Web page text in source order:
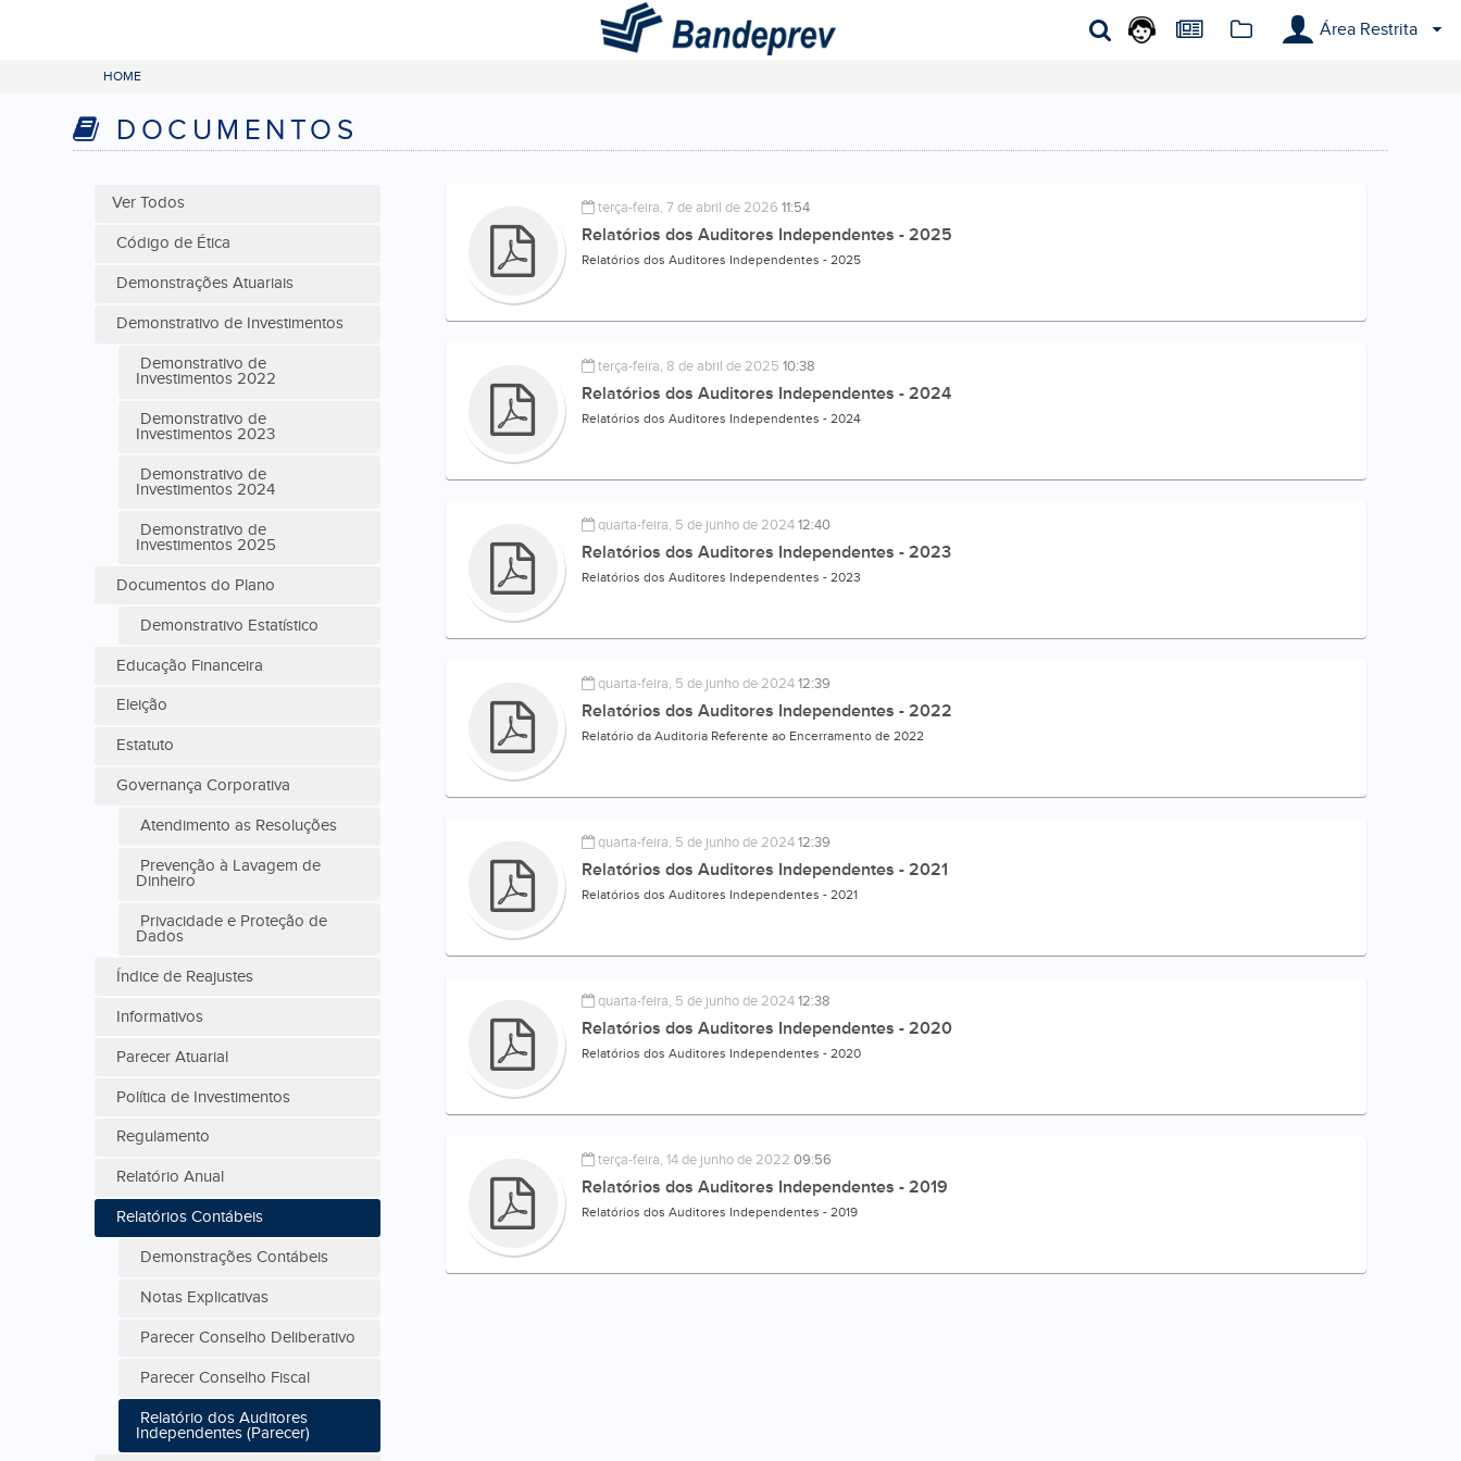
Área Restrita
HOME
DOCUMENTOS
Ver Todos
Código de Ética
Demonstrações Atuariais
Demonstrativo de Investimentos
Demonstrativo de
Investimentos 2022
Demonstrativo de
Investimentos 2023
Demonstrativo de
Investimentos 2024
Demonstrativo de
Investimentos 2025
Documentos do Plano
Demonstrativo Estatístico
Educação Financeira
Eleição
Estatuto
Governança Corporativa
Atendimento as Resoluções
Prevenção à Lavagem de
Dinheiro
Privacidade e Proteção de
Dados
Índice de Reajustes
Informativos
Parecer Atuarial
Política de Investimentos
Regulamento
Relatório Anual
Relatórios Contábeis
Demonstrações Contábeis
Notas Explicativas
Parecer Conselho Deliberativo
Parecer Conselho Fiscal
Relatório dos Auditores
Independentes (Parecer)
terça-feira, 7 de abril de 2026 11:54
Relatórios dos Auditores Independentes - 2025
Relatórios dos Auditores Independentes - 2025
terça-feira, 8 de abril de 2025 10:38
Relatórios dos Auditores Independentes - 2024
Relatórios dos Auditores Independentes - 2024
quarta-feira, 5 de junho de 202412:40
Relatórios dos Auditores Independentes - 2023
Relatórios dos Auditores Independentes - 2023
quarta-feira, 5 de junho de 202412:39
Relatórios dos Auditores Independentes - 2022
Relatório da Auditoria Referente ao Encerramento de 2022
quarta-feira, 5 de junho de 202412:39
Relatórios dos Auditores Independentes - 2021
Relatórios dos Auditores Independentes - 2021
quarta-feira, 5 de junho de 202412:38
Relatórios dos Auditores Independentes - 2020
Relatórios dos Auditores Independentes - 2020
terça-feira, 14 de junho de 2022 09:56
Relatórios dos Auditores Independentes - 2019
Relatórios dos Auditores Independentes - 2019